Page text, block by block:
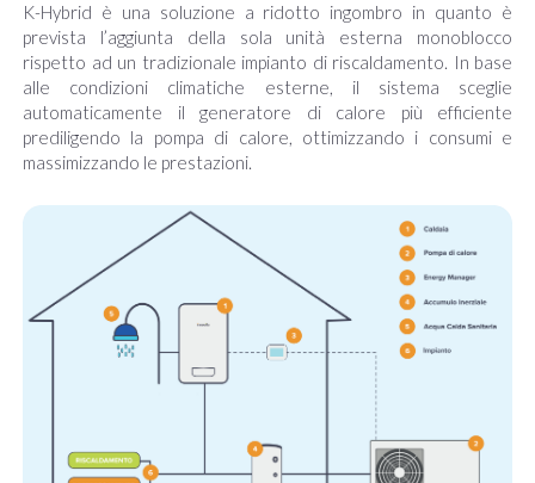
K-Hybrid è una soluzione a ridotto ingombro in quanto è
prevista l’aggiunta della sola unità esterna monoblocco
rispetto ad un tradizionale impianto di riscaldamento. In base
alle condizioni climatiche esterne, il sistema sceglie
automaticamente il generatore di calore più efficiente
prediligendo la pompa di calore, ottimizzando i consumi e
massimizzando le prestazioni.